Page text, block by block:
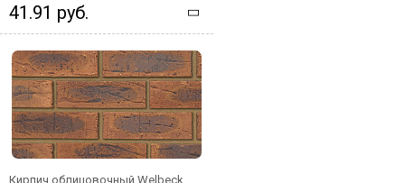
41.91 руб.
Кирпич облицовочный Welbeck